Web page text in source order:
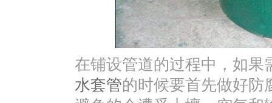
在铺设管道的过程中，如果
水套管的时候要首先做好防